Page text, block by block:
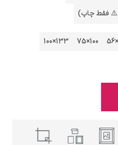
133×100